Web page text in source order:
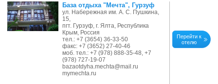
База отдыха "Мечта", Гурзуф
ул. Набережная им. А. С. Пушкина,
15,
пгт. Гурзуф, г. Ялта, Республика
Крым, Россия
тел.: +7 (3654) 36-33-50
факс: +7 (3652) 27-40-46
моб. тел.: +7 (978) 888-35-48, +7
(978) 727-19-07
bazaotdyha.mechta@mail.ru
mymechta.ru
Перейти к
отелю